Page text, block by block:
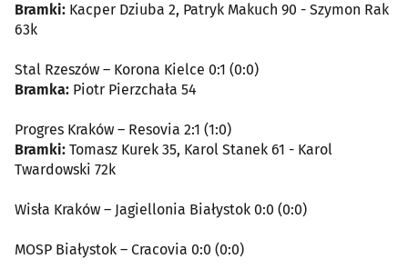
Bramki: Kacper Dziuba 2, Patryk Makuch 90 - Szymon Rak
63k
Stal Rzeszów – Korona Kielce 0:1 (0:0)
Bramka: Piotr Pierzchała 54
Progres Kraków – Resovia 2:1 (1:0)
Bramki: Tomasz Kurek 35, Karol Stanek 61 - Karol
Twardowski 72k
Wisła Kraków – Jagiellonia Białystok 0:0 (0:0)
MOSP Białystok – Cracovia 0:0 (0:0)